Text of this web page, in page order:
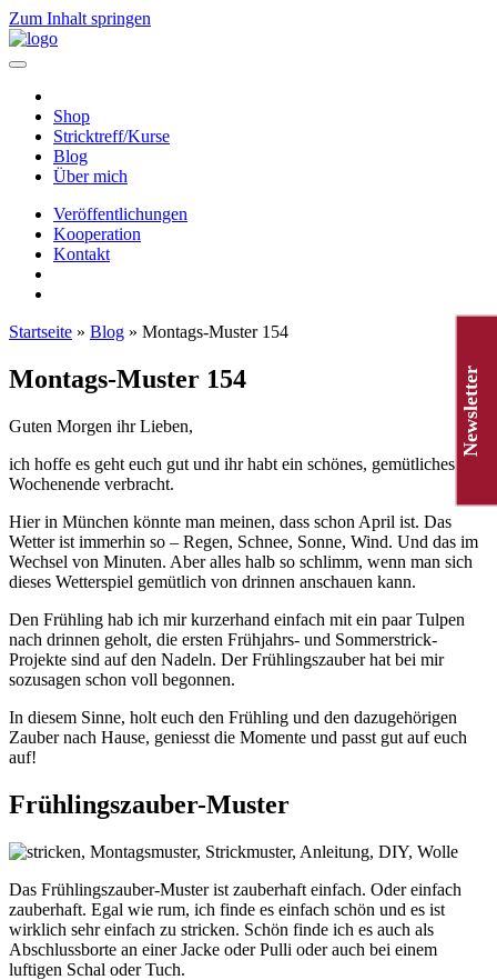
Zum Inhalt springen
Hauptnavigation
Shop
Stricktreff/Kurse
Blog
Über mich
Veröffentlichungen
Kooperation
Kontakt
Startseite » Blog » Montags-Muster 154
Montags-Muster 154
Guten Morgen ihr Lieben,
ich hoffe es geht euch gut und ihr habt ein schönes, gemütliches
Wochenende verbracht.
Hier in München könnte man meinen, dass schon April ist. Das
Wetter ist immerhin so – Regen, Schnee, Sonne, Wind. Und das im
Wechsel von Minuten. Aber alles halb so schlimm, wenn man sich
dieses Wetterspiel gemütlich von drinnen anschauen kann.
Den Frühling hab ich mir kurzerhand einfach mit ein paar Tulpen
nach drinnen geholt, die ersten Frühjahrs- und Sommerstrick-
Projekte sind auf den Nadeln. Der Frühlingszauber hat bei mir
sozusagen schon voll begonnen.
In diesem Sinne, holt euch den Frühling und den dazugehörigen
Zauber nach Hause, geniesst die Momente und passt gut auf euch
auf!
Frühlingszauber-Muster
Das Frühlingszauber-Muster ist zauberhaft einfach. Oder einfach
zauberhaft. Egal wie rum, ich finde es einfach schön und es ist
wirklich sehr einfach zu stricken. Schön finde ich es auch als
Abschlussborte an einer Jacke oder Pulli oder auch bei einem
luftigen Schal oder Tuch.
Newsletter